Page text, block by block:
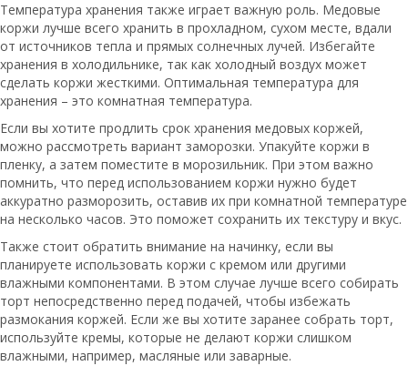
Температура хранения также играет важную роль. Медовые
коржи лучше всего хранить в прохладном, сухом месте, вдали
от источников тепла и прямых солнечных лучей. Избегайте
хранения в холодильнике, так как холодный воздух может
сделать коржи жесткими. Оптимальная температура для
хранения – это комнатная температура.
Если вы хотите продлить срок хранения медовых коржей,
можно рассмотреть вариант заморозки. Упакуйте коржи в
пленку, а затем поместите в морозильник. При этом важно
помнить, что перед использованием коржи нужно будет
аккуратно разморозить, оставив их при комнатной температуре
на несколько часов. Это поможет сохранить их текстуру и вкус.
Также стоит обратить внимание на начинку, если вы
планируете использовать коржи с кремом или другими
влажными компонентами. В этом случае лучше всего собирать
торт непосредственно перед подачей, чтобы избежать
размокания коржей. Если же вы хотите заранее собрать торт,
используйте кремы, которые не делают коржи слишком
влажными, например, масляные или заварные.